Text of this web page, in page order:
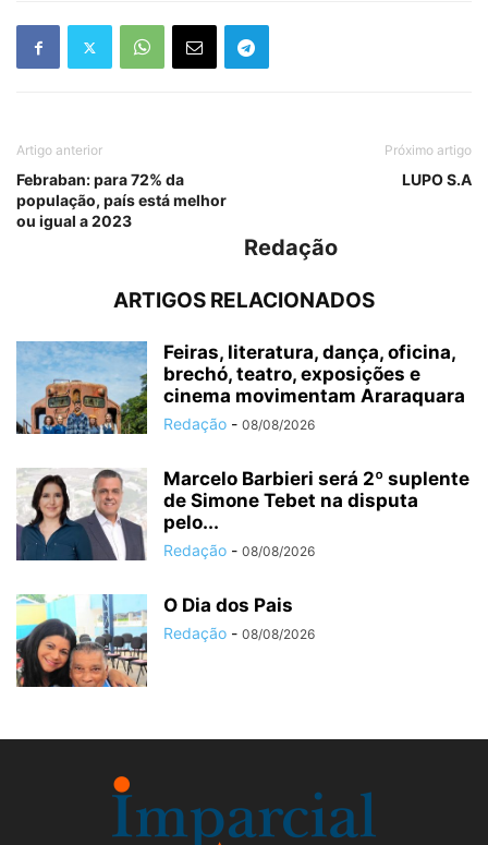
Artigo anterior
Febraban: para 72% da
população, país está melhor
ou igual a 2023
Próximo artigo
LUPO S.A
Redação
ARTIGOS RELACIONADOS
Feiras, literatura, dança, oficina,
brechó, teatro, exposições e
cinema movimentam Araraquara
Redação - 08/08/2026
Marcelo Barbieri será 2º suplente
de Simone Tebet na disputa
pelo...
Redação - 08/08/2026
O Dia dos Pais
Redação - 08/08/2026